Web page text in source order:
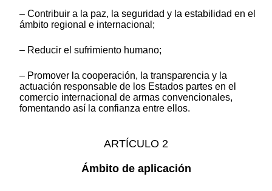
– Contribuir a la paz, la seguridad y la estabilidad en el
ámbito regional e internacional;
– Reducir el sufrimiento humano;
– Promover la cooperación, la transparencia y la
actuación responsable de los Estados partes en el
comercio internacional de armas convencionales,
fomentando así la confianza entre ellos.
ARTÍCULO 2
Ámbito de aplicación